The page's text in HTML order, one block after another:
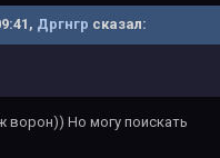
Дргнгр сказал:
Но могу поискать